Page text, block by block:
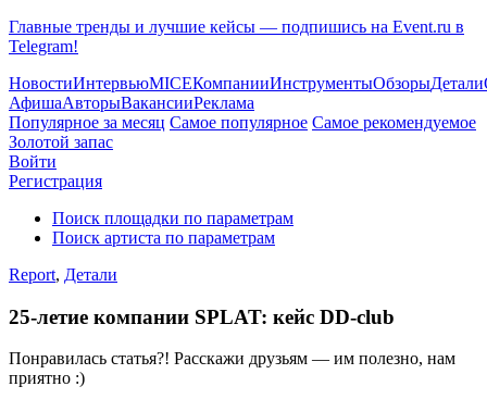
Главные тренды и лучшие кейсы — подпишись на Event.ru в
Telegram!
НовостиИнтервьюMICEКомпанииИнструментыОбзорыДетали
АфишаАвторыВакансииРеклама
Популярное за месяц Самое популярное Самое рекомендуемое
Золотой запас
Войти
Регистрация
Поиск площадки по параметрам
Поиск артиста по параметрам
Report, Детали
25-летие компании SPLAT: кейс DD-club
Понравилась статья?! Расскажи друзьям — им полезно, нам
приятно :)